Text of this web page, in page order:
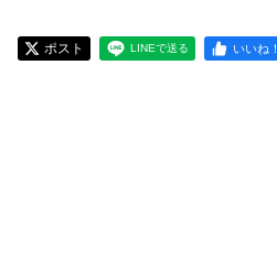
ポスト LINEで送る いいね！